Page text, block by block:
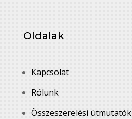
Oldalak
Kapcsolat
Rólunk
Összeszerelési útmutatók